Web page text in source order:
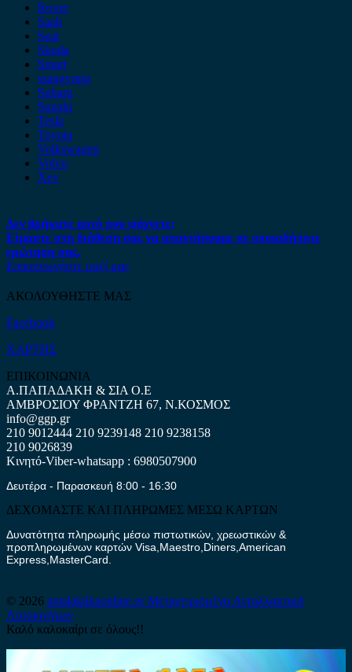
Rover
Saab
Seat
Skoda
Smart
ssangyong
Subaru
Suzuki
Tesla
Toyota
Volkswagen
Volvo
Xev
Δεν βρήκατε αυτό που ψάχνετε;
Είμαστε στη διάθεση σας να απαντήσουμε σε οποιαδήποτε
ερώτηση σας.
Επικοινωνήστε μαζί μας
ΑΚΟΛΟΥΘΗΣΤΕ ΜΑΣ
Facebook
ΧΑΡΤΗΣ
ΕΠΙΚΟΙΝΩΝΙΑ
Α.ΠΑΠΑΔΑΚΗ & ΣΙΑ Ο.Ε
ΑΜΒΡΟΣΙΟΥ ΦΡΑΝΤΖΗ 67, Ν.ΚΟΣΜΟΣ
info@ggp.gr
210 9012444 210 9239148 210 9238158
210 9026839
Κινητό-Viber-whatsapp : 6980507900
Δευτέρα - Παρασκευή 8:00 - 16:30
ΔΕΧΟΜΑΣΤΕ ΚΑΙ ΠΛΗΡΩΜΕΣ ΜΕΣΩ ΚΑΡΤΩΝ
Δυνατότητα πληρωμής μέσω πιστωτικών, χρεωστικών &
προπληρωμένων καρτών Visa,Maestro,Diners,American
Express,MasterCard.
© 2026 antalaktikaonline.grΜεταχειρισμένα Ανταλλακτικά
Αυτοκινήτων
Καλό καλοκαίρι σε όλους!!